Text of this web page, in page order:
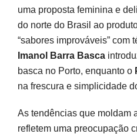
uma proposta feminina e
do norte do Brasil ao
“sabores improváveis” com
Imanol Barra Basca
basca no Porto, enquanto o
na frescura e simplicidade
As tendências que moldam
refletem uma preocupação